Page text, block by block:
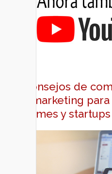
Consejos de
y marketing
pymes y startups